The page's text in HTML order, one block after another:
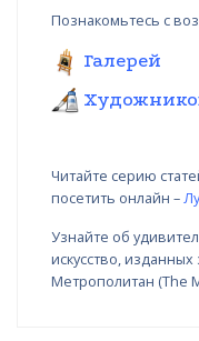
Познакомьтесь с
Галерей
Читайте серию
посетить онлайн –
Узнайте об
искусство,
Метрополитан (The